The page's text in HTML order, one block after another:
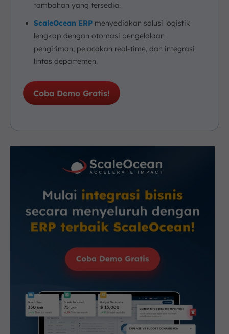
tambahan yang tersedia.
ScaleOcean ERP menyediakan solusi logistik
lengkap dengan otomasi pengelolaan
pengiriman, pelacakan real-time, dan integrasi
lintas departemen.
Coba Demo Gratis!